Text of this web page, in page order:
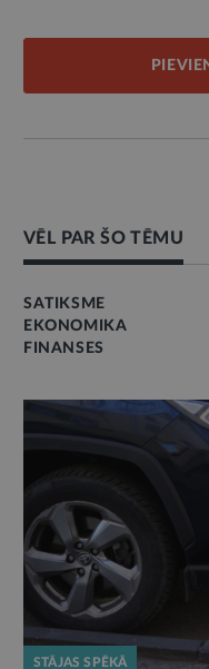
VĒL PAR ŠO TĒMU
SATIKSME
EKONOMIKA
FINANSES
STĀJAS SPĒKĀ